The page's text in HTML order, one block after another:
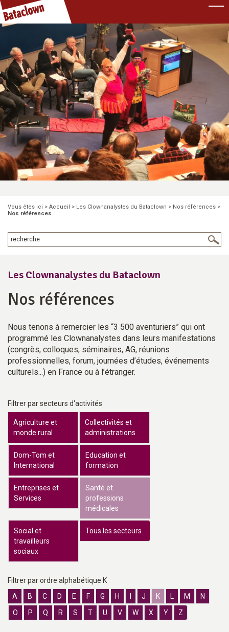
Vous êtes ici > Accueil > Les Clownanalystes du Bataclown > Nos références >
Nos références
Les Clownanalystes du Bataclown
Nos références
Nous tenons à remercier les “3 500 aventuriers” qui ont
programmé les Clownanalystes dans leurs manifestations
(congrès, colloques, séminaires, AG, réunions
professionnelles, forum, journées d’études, événements
culturels...) en France ou à l’étranger.
Filtrer par secteurs d'activités
Agriculture et
monde rural
Collectivités et
administrations
Dom-Tom et
International
Education et
formation
Entreprises et
Services
Santé et
professions
médicales
Social et
travailleurs
sociaux
Tous les secteurs
Filtrer par ordre alphabétique K
A
B C D E F G H I J K L M
N
O
P Q R S T U V W X Y Z